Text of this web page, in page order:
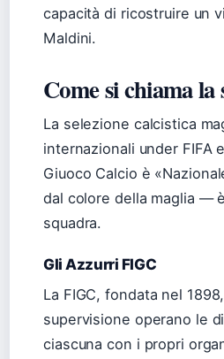
capacità di ricostruire un
Maldini.
Come si chiama
La selezione calcistica
internazionali under FIFA
Giuoco Calcio è
dal colore della maglia —
squadra.
Gli Azzurri FIGC
La FIGC, fondata nel
supervisione operano le
ciascuna con i propri